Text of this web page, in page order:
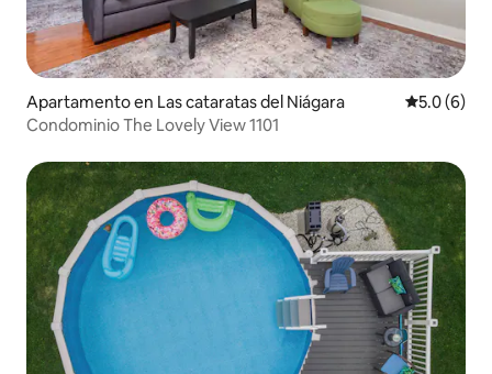
Apartamento en Las cataratas del Niágara
5.0 (6)
Condominio The Lovely View 1101